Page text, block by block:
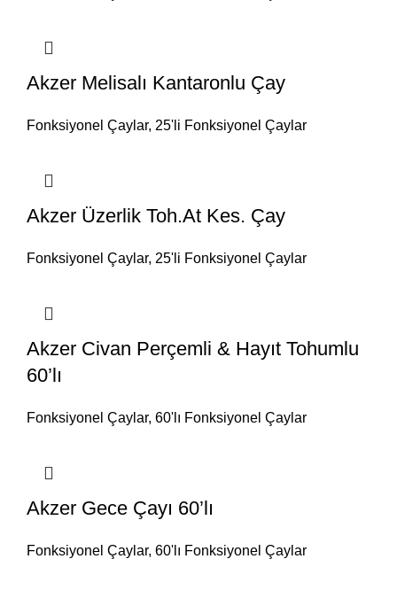
Akzer Melisalı Kantaronlu Çay
Fonksiyonel Çaylar, 25'li Fonksiyonel Çaylar
Akzer Üzerlik Toh.At Kes. Çay
Fonksiyonel Çaylar, 25'li Fonksiyonel Çaylar
Akzer Civan Perçemli & Hayıt Tohumlu
60’lı
Fonksiyonel Çaylar, 60'lı Fonksiyonel Çaylar
Akzer Gece Çayı 60’lı
Fonksiyonel Çaylar, 60'lı Fonksiyonel Çaylar